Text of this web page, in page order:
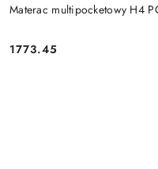
Materac multipocketowy H4
Cena:
1773.45